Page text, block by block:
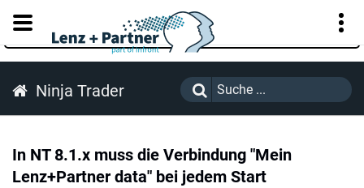
KUNDENPORTAL
Ninja Trader
In NT 8.1.x muss die Verbindung "Mein
Lenz+Partner data" bei jedem Start